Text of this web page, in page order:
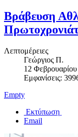
Βράβευση
Λεπτομέρειες
Γεώργιος Π.
12
Εμφανίσεις:
Empty
Εκτύπωση
Email